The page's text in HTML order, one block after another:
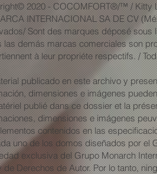
2020 - COCOMFORT®/™ / Kitty
INTERNACIONAL SA DE CV
Sont des marques déposé sous
las demás marcas comerciales son
à leur propriéte respectifs. /
publicado en este archivo y
dimensiones e imágenes
publié dans ce dossier et la
dimensiones e imágenes
contenidos en las
uno de los domos diseñados por el
exclusiva del Grupo Monarch
de Derechos de Autor. Por lo tanto,